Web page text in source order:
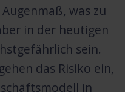
was zu
in der heutigen
sein.
das Risiko ein,
in